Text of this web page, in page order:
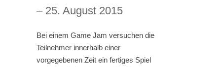
– 25. August 2015
Bei einem Game Jam versuchen die
Teilnehmer innerhalb einer
vorgegebenen Zeit ein fertiges Spiel